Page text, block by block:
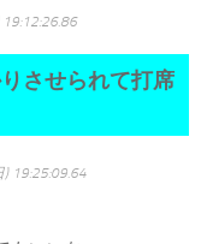
させられて打席
19:25:09.64